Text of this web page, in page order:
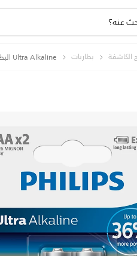
المنتجات
الكاشفة بطاريات Ultra Alkaline البطارية